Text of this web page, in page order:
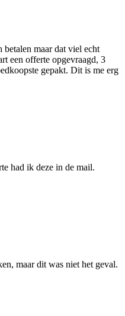
maar dat viel echt
een offerte opgevraagd, 3
gepakt. Dit is me erg
had ik deze in de mail.
maar dit was niet het geval.